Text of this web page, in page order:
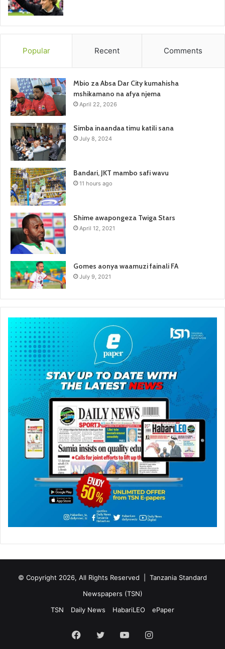
Popular Recent Comments
Mbio za Absa Dar City kumahisha
mshikamano na afya njema
April 22, 2026
Simba inaandaa timu katili sana
July 8, 2024
Bandari, JKT mambo safi wavu
11 hours ago
Shime awapongeza Twiga Stars
April 12, 2021
Gomes aonya waamuzi fainali FA
July 9, 2021
© Copyright 2026, All Rights Reserved | Tanzania Standard
Newspapers (TSN)
TSN
Daily News HabariLEO ePaper
Facebook
Twitter YouTubeInstagram